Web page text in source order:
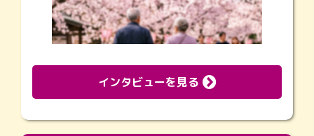
インタビューを見る